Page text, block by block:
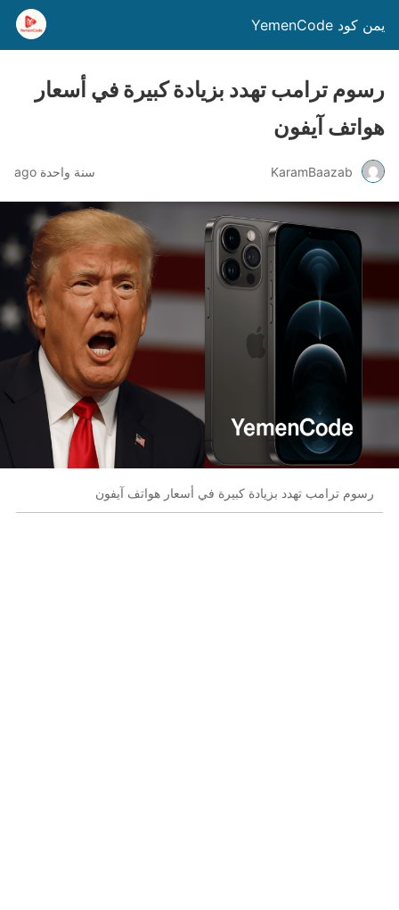
يمن كود YemenCode
رسوم ترامب تهدد بزيادة كبيرة في أسعار
هواتف آيفون
KaramBaazab سنة واحدة ago
رسوم ترامب تهدد بزيادة كبيرة في أسعار هواتف آيفون